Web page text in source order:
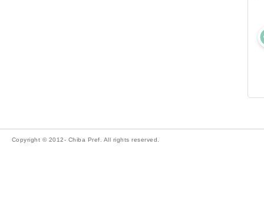
Copyright © 2012- Chiba Pref. All rights reserved.